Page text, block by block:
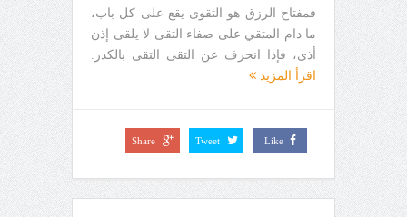
فمفتاح الرزق هو التقوى يقع على كل باب،
ما دام المتقي على صفاء التقى لا يلقى إذن
أذى، فإذا انحرف عن التقى التقى بالكدر.
اقرأ المزيد
Like
Tweet
Share